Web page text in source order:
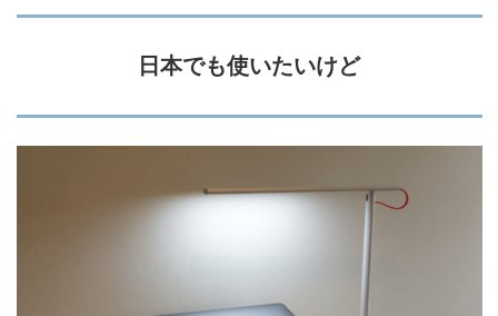
日本でも使いたいけど